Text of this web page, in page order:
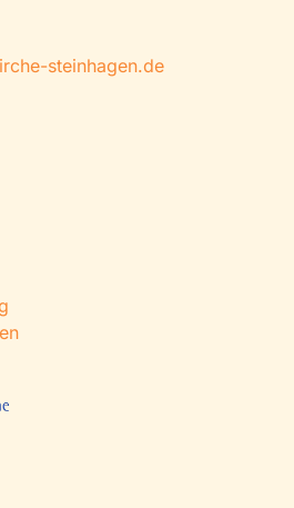
steinhagen.de